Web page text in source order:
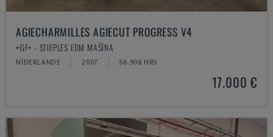
AGIECHARMILLES AGIECUT PROGRESS V4
+GF+ - STIEPLES EDM MAŠĪNA
NĪDERLANDE 2007 56.908 HRS
17.000 €